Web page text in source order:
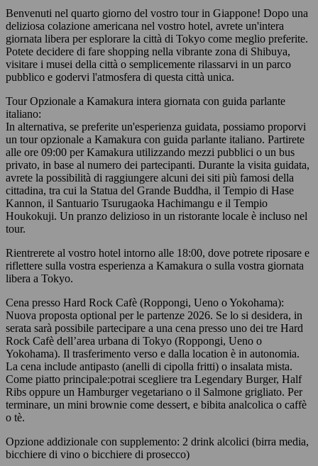
Benvenuti nel quarto giorno del vostro tour in Giappone! Dopo una
deliziosa colazione americana nel vostro hotel, avrete un'intera
giornata libera per esplorare la città di Tokyo come meglio preferite.
Potete decidere di fare shopping nella vibrante zona di Shibuya,
visitare i musei della città o semplicemente rilassarvi in un parco
pubblico e godervi l'atmosfera di questa città unica.
Tour Opzionale a Kamakura intera giornata con guida parlante
italiano:
In alternativa, se preferite un'esperienza guidata, possiamo proporvi
un tour opzionale a Kamakura con guida parlante italiano. Partirete
alle ore 09:00 per Kamakura utilizzando mezzi pubblici o un bus
privato, in base al numero dei partecipanti. Durante la visita guidata,
avrete la possibilità di raggiungere alcuni dei siti più famosi della
cittadina, tra cui la Statua del Grande Buddha, il Tempio di Hase
Kannon, il Santuario Tsurugaoka Hachimangu e il Tempio
Houkokuji. Un pranzo delizioso in un ristorante locale è incluso nel
tour.
Rientrerete al vostro hotel intorno alle 18:00, dove potrete riposare e
riflettere sulla vostra esperienza a Kamakura o sulla vostra giornata
libera a Tokyo.
Cena presso Hard Rock Cafè (Roppongi, Ueno o Yokohama):
Nuova proposta optional per le partenze 2026. Se lo si desidera, in
serata sarà possibile partecipare a una cena presso uno dei tre Hard
Rock Cafè dell’area urbana di Tokyo (Roppongi, Ueno o
Yokohama). Il trasferimento verso e dalla location è in autonomia.
La cena include antipasto (anelli di cipolla fritti) o insalata mista.
Come piatto principale:potrai scegliere tra Legendary Burger, Half
Ribs oppure un Hamburger vegetariano o il Salmone grigliato. Per
terminare, un mini brownie come dessert, e bibita analcolica o caffè
o tè.
Opzione addizionale con supplemento: 2 drink alcolici (birra media,
bicchiere di vino o bicchiere di prosecco)